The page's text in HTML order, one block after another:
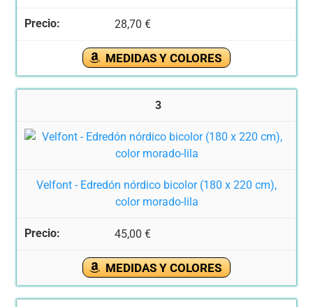
28,70 €
MEDIDAS Y COLORES
3
Velfont - Edredón nórdico bicolor (180 x 220 cm),
color morado-lila
45,00 €
MEDIDAS Y COLORES